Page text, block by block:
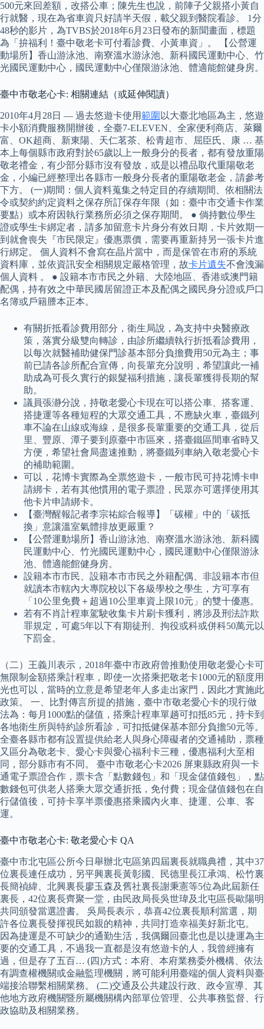
500元來回差額，改搭公車；陳先生也說，前陣子父親搭小黃自
行就醫，現在為省車資只好請半天假，載父親到醫院看診。 1分
48秒的影片，為TVBS於2018年6月23日發布的新聞畫面，標題
為「拚福利！臺中敬老卡可付看診費、小黃車資」。 【公營運
動場所】香山游泳池、南寮溫水游泳池、新科國民運動中心、竹
光國民運動中心，國民運動中心僅限游泳池、體適能館健身房。
臺中市敬老心卡: 相關連結（或延伸閱讀）
2010年4月28日 — 過去悠遊卡使用範圍 以大臺北地區為主，悠遊
卡小額消費服務開辦後，全臺7-ELEVEN、全家便利商店、萊爾
富、OK超商、新東陽、天仁茗茶、松青超市、屈臣氏、康 … 基
本上每個縣市政府對於65歲以上一般身分的長者，都有發放重陽
敬老禮金，有少部分縣市沒有發放，或是以禮品取代重陽敬老
金，小編已經整理出各縣市一般身分長者的重陽敬老金，請參考
下方。 (一)期間：個人資料蒐集之特定目的存續期間、依相關法
令或契約約定資料之保存所訂保存年限（如：臺中市交通卡作業
要點）或本府因執行業務所必須之保存期間。 ● 倘持數位學生
證或學生卡綁定者，請多加留意卡片身分有效日期，卡片效期一
到就會喪失『市民限定』優惠票價，需要再重新持另一張卡片進
行綁定。 個人資料不會寫在晶片當中，而是保管在市府的系統
資料庫，並依資訊安全相關規定嚴格管理，故卡片遺失不會洩漏
個人資料 。 ● 設籍本市市民之外籍、大陸地區、香港或澳門籍
配偶，持有效之中華民國居留證正本及配偶之國民身分證或戶口
名簿或戶籍謄本正本。
有關折抵看診費用部分，衛生局說，為支持中央醫療政
策，落實分級雙向轉診，由診所繼續執行折抵看診費用，
以每次就醫補助健保門診基本部分負擔費用50元為主；事
前已請各診所配合宣傳，向長輩充分說明，希望讓此一補
助成為可長久實行的銀髮福利措施，讓長輩獲得長期的幫
助。
議員張瀞分說，持敬老愛心卡現在可以搭公車、搭客運、
搭捷運等各種短程的大眾交通工具，不應缺火車，臺鐵列
車不論在山線或海線，是很多長輩重要的交通工具，從后
里、豐原、潭子要到原臺中市區來，搭臺鐵區間車省時又
方便，希望社會局盡速推動，將臺鐵列車納入敬老愛心卡
的補助範圍。
可以，花博卡實際為全票悠遊卡，一般市民可持花博卡申
請綁卡，若有其他慣用的電子票證，民眾亦可選擇使用其
他卡片申請綁卡。
【臺灣醒報記者李宗祐綜合報導】「碳權」中的「碳抵
換」意讓溫室氣體排放更嚴重？
【公營運動場所】香山游泳池、南寮溫水游泳池、新科國
民運動中心、竹光國民運動中心，國民運動中心僅限游泳
池、體適能館健身房。
設籍本市市民、設籍本市市民之外籍配偶、非設籍本市但
就讀本市轄內大專院校以下各級學校之學生，方可享有
「10公里免費＋超過10公里車資上限10元」的雙十優惠。
若有不肖計程車駕駛收集卡片刷卡獲利，將涉及刑法詐欺
罪規定，可處5年以下有期徒刑、拘役或科或併科50萬元以
下罰金。
（二）王義川表示，2018年臺中市政府曾推動使用敬老愛心卡可
無限制金額搭乘計程車，即使一次搭乘把敬老卡1000元的額度用
光也可以，當時的立意是希望老年人多走出家門，因此才實施此
政策。 一、比對傳言所提的措施，臺中市敬老愛心卡的現行做
法為：每月1000點的儲值，搭乘計程車單趟可扣抵85元，持卡到
各地衛生所與特約診所看診，可扣抵健保基本部分負擔50元等。
全臺各縣市都有設置提供給老人與身心障礙者的交通補助，票種
又區分為敬老卡、愛心卡與愛心福利卡三種，優惠福利大至相
同，部分縣市有不同。 臺中市敬老心卡2026 屏東縣政府與一卡
通電子票證合作，票卡含「點數錢包」和「現金儲值錢包」，點
數錢包可供老人搭乘大眾交通折抵，免付費；現金儲值錢包在自
行儲值後，可持卡享半票優惠搭乘國內火車、捷運、公車、客
運。
臺中市敬老心卡: 敬老愛心卡 QA
臺中市北屯區公所今日舉辦北屯區第四屆裏長就職典禮，其中37
位裏長連任成功，另平興裏長黃彰國、民德里長江承鴻、松竹裏
長簡禎緯、北興裏長廖玉森及舊社裏長謝秉憲等5位為此屆新任
裏長，42位裏長齊聚一堂，由民政局長吳世瑋及北屯區長歐陽明
共同頒發當選證書。 吳局長表示，恭喜42位裏長順利當選，期
許各位裏長發揮視民如親的精神，共同打造幸福美好新北屯。
因為捷運是不可缺少的通勤生活，我偶爾回臺北也是以捷運為主
要的交通工具，不過我一直都是沒有悠遊卡的人，我曾經擁有
過，但是存了五百… (四)方式：本府、本府業務委外機構、依法
有調查權機關或金融監理機關，將可能利用臺端的個人資料與臺
端接洽聯繫相關業務。 (二)交通及公共建設行政、政令宣導、其
他地方政府機關暨所屬機關構內部單位管理、公共事務監督、行
政協助及相關業務。